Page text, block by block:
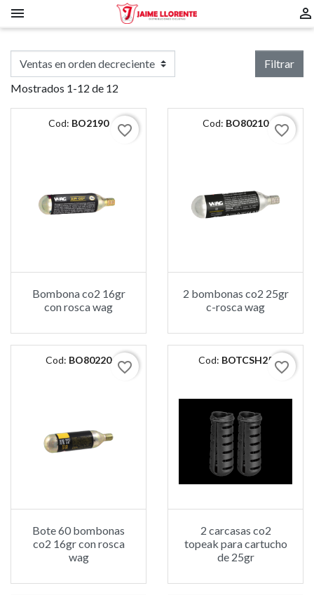
 
Filtrar
Mostrados 1-12 de 12
Cod: BO2190 favorite_border
Bombona co2 16gr
con rosca wag
Cod: BO80210 favorite_border
2 bombonas co2 25gr
c-rosca wag
Cod: BO80220 favorite_border
Bote 60 bombonas
co2 16gr con rosca
wag
Cod: BOTCSH25 favorite_border
2 carcasas co2
topeak para cartucho
de 25gr